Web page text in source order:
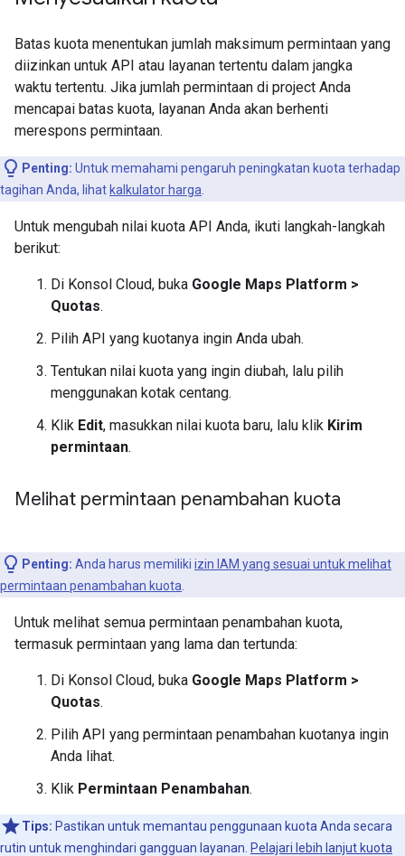
Batas kuota menentukan jumlah maksimum permintaan yang
diizinkan untuk API atau layanan tertentu dalam jangka
waktu tertentu. Jika jumlah permintaan di project Anda
mencapai batas kuota, layanan Anda akan berhenti
merespons permintaan.
Penting: Untuk memahami pengaruh peningkatan kuota terhadap
tagihan Anda, lihat kalkulator harga
Untuk mengubah nilai kuota API Anda, ikuti langkah-langkah
berikut:
Di Konsol Cloud, buka Google Maps Platform >
Quotas.
Pilih API yang kuotanya ingin Anda ubah.
Tentukan nilai kuota yang ingin diubah, lalu pilih
menggunakan kotak centang.
Klik Edit, masukkan nilai kuota baru, lalu klik Kirim
permintaan.
Melihat permintaan penambahan kuota
Penting: Anda harus memiliki izin IAM yang sesuai untuk melihat
permintaan penambahan kuota
Untuk melihat semua permintaan penambahan kuota,
termasuk permintaan yang lama dan tertunda:
Di Konsol Cloud, buka Google Maps Platform >
Quotas.
Pilih API yang permintaan penambahan kuotanya ingin
Anda lihat.
Klik Permintaan Penambahan.
Tips: Pastikan untuk memantau penggunaan kuota Anda secara
rutin untuk menghindari gangguan layanan. Pelajari lebih lanjut kuota